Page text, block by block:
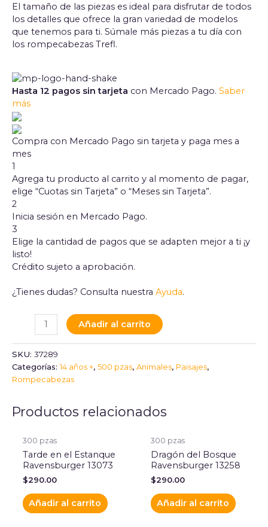
El tamaño de las piezas es ideal para disfrutar de todos
los detalles que ofrece la gran variedad de modelos
que tenemos para ti. Súmale más piezas a tu día con
los rompecabezas Trefl.
Hasta 12 pagos sin tarjeta con Mercado Pago. Saber
más
Compra con Mercado Pago sin tarjeta y paga mes a
mes
1
Agrega tu producto al carrito y al momento de pagar,
elige “Cuotas sin Tarjeta” o “Meses sin Tarjeta”.
2
Inicia sesión en Mercado Pago.
3
Elige la cantidad de pagos que se adapten mejor a ti ¡y
listo!
Crédito sujeto a aprobación.
¿Tienes dudas? Consulta nuestra Ayuda.
Añadir al carrito
SKU: 37289
Categorías:14 años +, 500 pzas, Animales, Paisajes,
Rompecabezas
Productos relacionados
300 pzas
Tarde en el Estanque
Ravensburger 13073
$290.00
Añadir al carrito
300 pzas
Dragón del Bosque
Ravensburger 13258
$290.00
Añadir al carrito